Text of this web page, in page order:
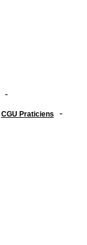
-
CGU Praticiens -